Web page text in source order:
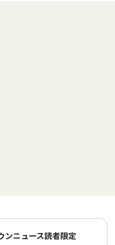
ンニュース読者限定